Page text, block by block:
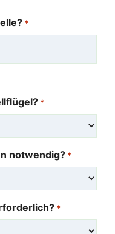
*
*
notwendig? *
*